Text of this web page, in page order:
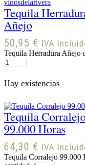
Tequila
Añejo
50,95 € IVA
Tequila Herradura Añejo
Hay existencias
Tequila
99.000 Horas
64,30 € IVA
Tequila Corralejo 99.000